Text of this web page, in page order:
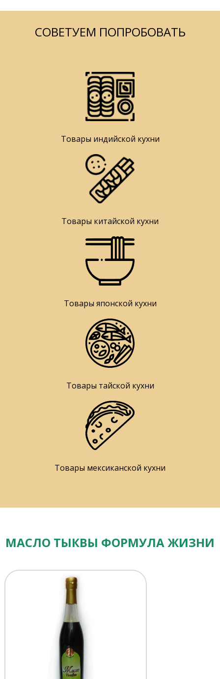
СОВЕТУЕМ ПОПРОБОВАТЬ
Товары индийской кухни
Товары китайской кухни
Товары японской кухни
Товары тайской кухни
Товары мексиканской кухни
МАСЛО ТЫКВЫ ФОРМУЛА ЖИЗНИ